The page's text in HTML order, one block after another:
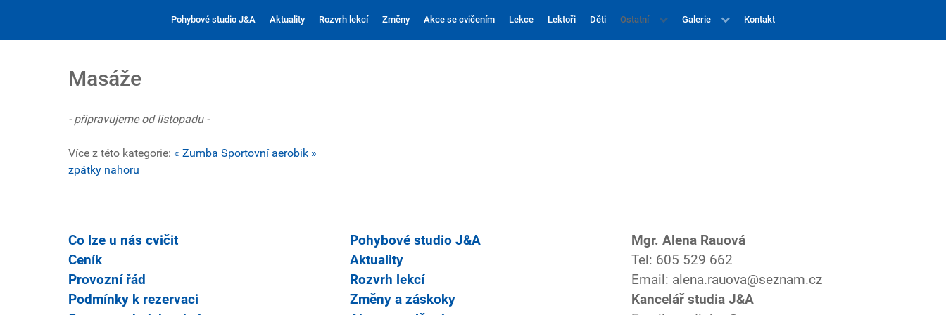
Pohybové studio J&A Aktuality Rozvrh lekcí Změny Akce se cvičením Lekce Lektoři Děti Ostatní Galerie Kontakt
Masáže
- připravujeme od listopadu -
Více z této kategorie: « Zumba Sportovní aerobik »
zpátky nahoru
Co lze u nás cvičit
Ceník
Provozní řád
Podmínky k rezervaci
Pohybové studio J&A
Aktuality
Rozvrh lekcí
Změny a záskoky
Mgr. Alena Rauová
Tel: 605 529 662
Email: alena.rauova@seznam.cz
Kancelář studia J&A